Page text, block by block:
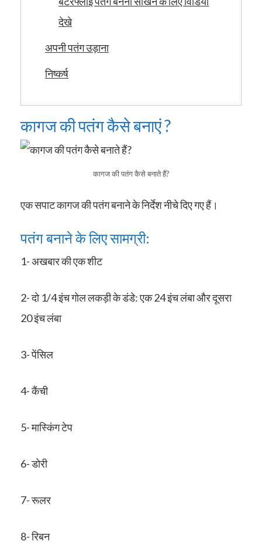
देखे
अपनी पतंग उड़ाना
निष्कर्ष
कागज की पतंग कैसे बनाएं ?
कागज की पतंग कैसे बनाते हैं?
एक सपाट कागज की पतंग बनाने के निर्देश नीचे दिए गए हैं।
पतंग बनाने के लिए सामग्री:
1- अखबार की एक शीट
2- दो 1/4 इंच गोल लकड़ी के डंडे: एक 24 इंच लंबा और दूसरा
20 इंच लंबा
3- पेंसिल
4- कैंची
5- मास्किंग टेप
6- डोरी
7- रूलर
8- रिबन